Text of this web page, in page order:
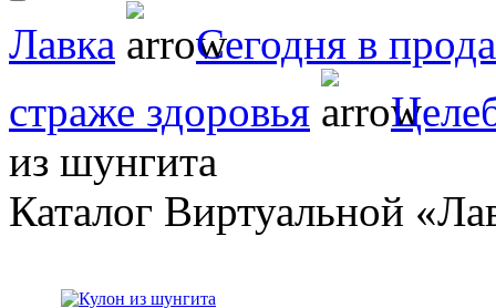
Лавка
Сегодня в
страже здоровья
из шунгита
Каталог Виртуальной